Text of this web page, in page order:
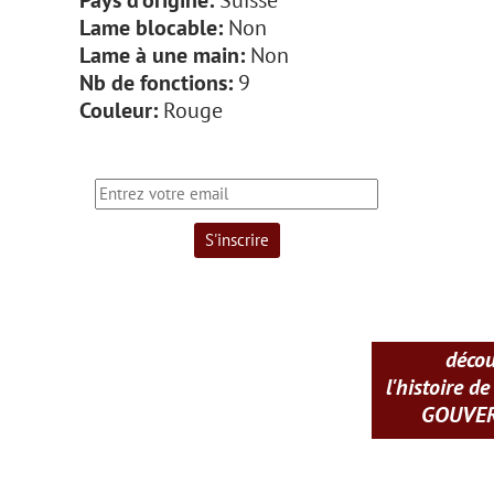
l'histoire
Lame blocable: Non
Lame à une main: Non
Nb de fonctions: 9
Couleur: Rouge